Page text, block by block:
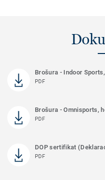
Brošura - Indoor
PDF
Brošura - Omnisports,
PDF
DOP sertifikat
PDF